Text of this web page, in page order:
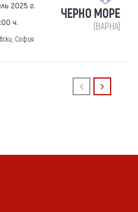
2025 г.
ч.
София
ЧЕРНО МОРЕ
(ВАРНА)